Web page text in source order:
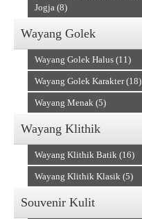
Jogja (8)
Wayang Golek
Wayang Golek Halus (11)
Wayang Golek Karakter (18)
Wayang Menak (5)
Wayang Klithik
Wayang Klithik Batik (16)
Wayang Klithik Klasik (5)
Souvenir Kulit